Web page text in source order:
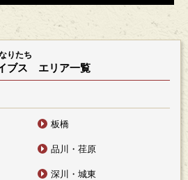
りたち
ブス エリア一覧
板橋
品川・荏原
深川・城東